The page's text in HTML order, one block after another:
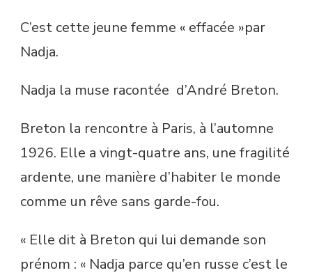
C’est cette jeune femme « effacée »par
Nadja.
Nadja la muse racontée d’André Breton.
Breton la rencontre à Paris, à l’automne
1926. Elle a vingt-quatre ans, une fragilité
ardente, une manière d’habiter le monde
comme un rêve sans garde-fou.
« Elle dit à Breton qui lui demande son
prénom : « Nadja parce qu’en russe c’est le